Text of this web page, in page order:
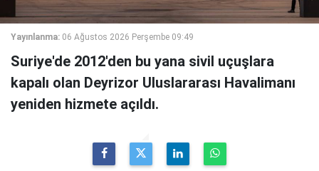
Yayınlanma: 06 Ağustos 2026 Perşembe 09:49
Suriye'de 2012'den bu yana sivil uçuşlara
kapalı olan Deyrizor Uluslararası Havalimanı
yeniden hizmete açıldı.